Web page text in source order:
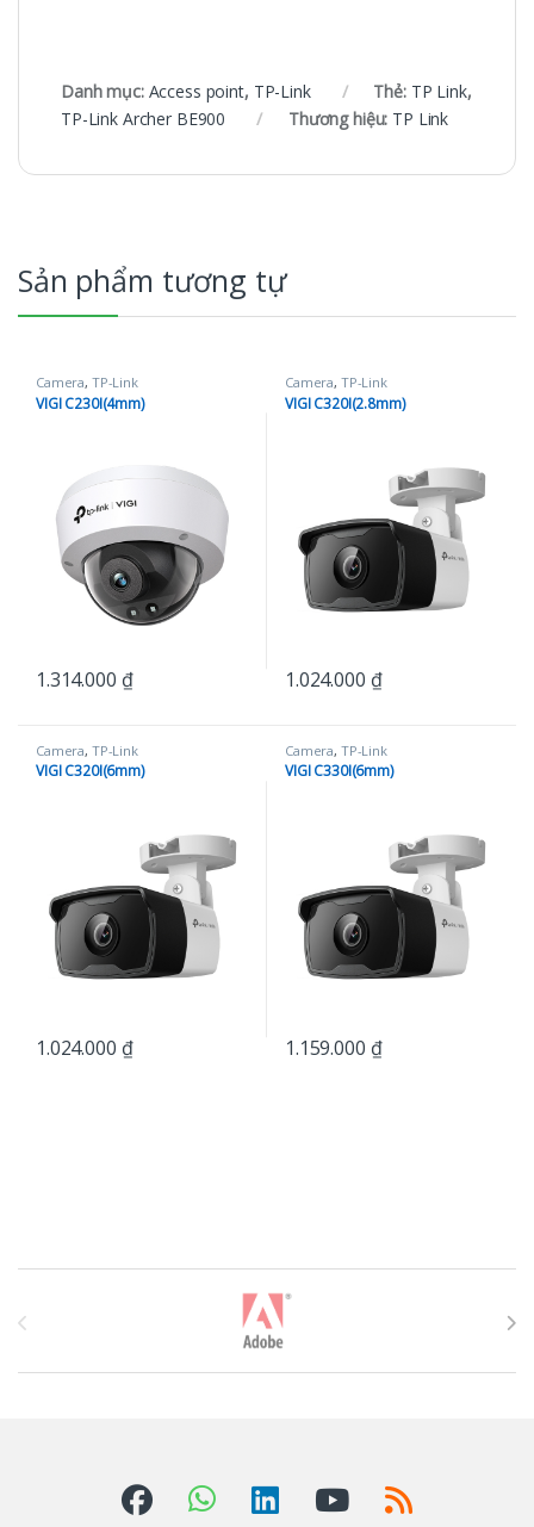
Danh mục: Access point, TP-Link Thẻ: TP Link,
TP-Link Archer BE900
Thương hiệu: TP Link
Sản phẩm tương tự
Camera, TP-Link
VIGI C230I(4mm)
1.314.000 ₫
Camera, TP-Link
VIGI C320I(2.8mm)
1.024.000 ₫
Camera, TP-Link
VIGI C320I(6mm)
1.024.000 ₫
Camera, TP-Link
VIGI C330I(6mm)
1.159.000 ₫
ư